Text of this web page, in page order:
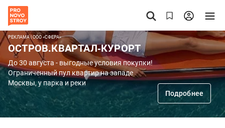
РЕКЛАМА | ООО «СФЕРА»
ОСТРОВ.КВАРТАЛ-КУРОРТ
До 30 августа - выгодные условия покупки!
Ограниченный пул квартир на западе
Москвы, у парка и реки
Подробнее